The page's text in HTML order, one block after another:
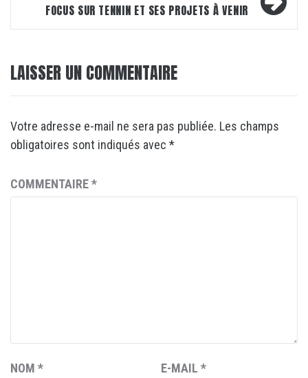
FOCUS SUR TENNIN ET SES PROJETS À VENIR
LAISSER UN COMMENTAIRE
Votre adresse e-mail ne sera pas publiée. Les champs
obligatoires sont indiqués avec *
COMMENTAIRE*
NOM * E-MAIL *